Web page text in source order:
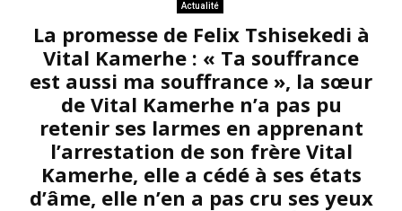
Actualité
La promesse de Felix Tshisekedi à
Vital Kamerhe : « Ta souffrance
est aussi ma souffrance », la sœur
de Vital Kamerhe n’a pas pu
retenir ses larmes en apprenant
l’arrestation de son frère Vital
Kamerhe, elle a cédé à ses états
d’âme, elle n’en a pas cru ses yeux